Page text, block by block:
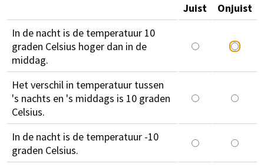
Juist
Onjuist
In de nacht is de temperatuur 10
graden Celsius hoger dan in de
middag.
Het verschil in temperatuur tussen
's nachts en 's middags is 10 graden
Celsius.
In de nacht is de temperatuur -10
graden Celsius.